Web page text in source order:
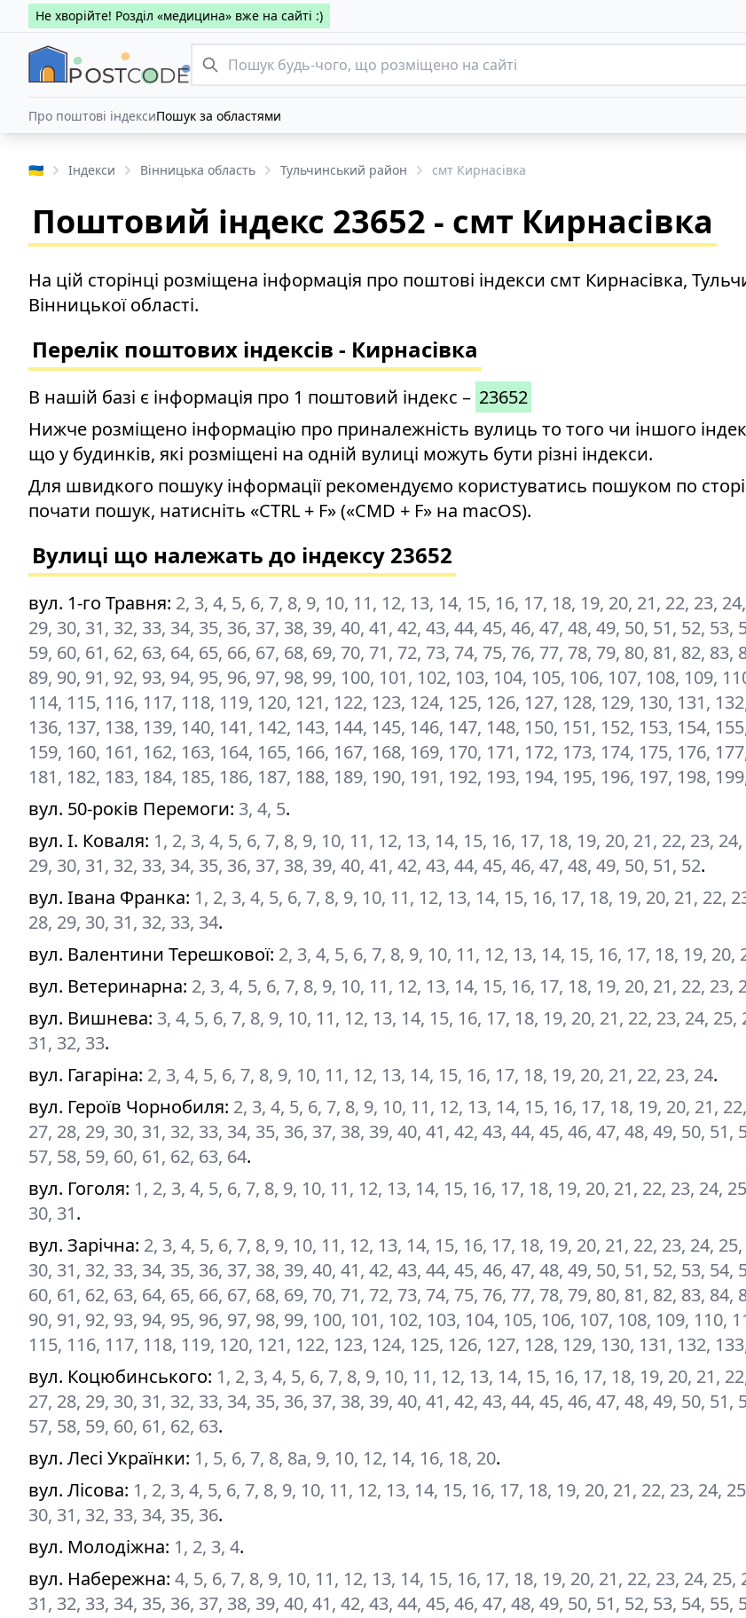
Не хворійте! Розділ «медицина» вже на сайті :)
Про поштові індексиПошук за областями
🇺🇦 Індекси Вінницька область Тульчинський район смт Кирнасівка
Поштовий індекс 23652 - смт Кирнасівка
На цій сторінці розміщена інформація про поштові індекси смт Кирнасівка,
Вінницької області.
Перелік поштових індексів - Кирнасівка
В нашій базі є інформація про 1 поштовий індекс – 23652
Нижче розміщено інформацію про приналежність вулиць то того чи іншого
що у будинків, які розміщені на одній вулиці можуть бути різні індекси.
Для швидкого пошуку інформації рекомендуємо користуватись пошуком по
почати пошук, натисніть «CTRL + F» («CMD + F» на macOS).
Вулиці що належать до індексу 23652
вул. 1-го Травня: 2, 3, 4, 5, 6, 7, 8, 9, 10, 11, 12, 13, 14, 15, 16, 17, 18, 19, 20, 21, 22, 23,
29, 30, 31, 32, 33, 34, 35, 36, 37, 38, 39, 40, 41, 42, 43, 44, 45, 46, 47, 48, 49, 50, 51, 52, 53,
59, 60, 61, 62, 63, 64, 65, 66, 67, 68, 69, 70, 71, 72, 73, 74, 75, 76, 77, 78, 79, 80, 81, 82, 83,
89, 90, 91, 92, 93, 94, 95, 96, 97, 98, 99, 100, 101, 102, 103, 104, 105, 106, 107, 108, 109,
114, 115, 116, 117, 118, 119, 120, 121, 122, 123, 124, 125, 126, 127, 128, 129, 130, 131,
136, 137, 138, 139, 140, 141, 142, 143, 144, 145, 146, 147, 148, 150, 151, 152, 153, 154,
159, 160, 161, 162, 163, 164, 165, 166, 167, 168, 169, 170, 171, 172, 173, 174, 175, 176,
181, 182, 183, 184, 185, 186, 187, 188, 189, 190, 191, 192, 193, 194, 195, 196, 197, 198,
вул. 50-років Перемоги: 3, 4, 5.
вул. І. Коваля: 1, 2, 3, 4, 5, 6, 7, 8, 9, 10, 11, 12, 13, 14, 15, 16, 17, 18, 19, 20, 21, 22, 23,
29, 30, 31, 32, 33, 34, 35, 36, 37, 38, 39, 40, 41, 42, 43, 44, 45, 46, 47, 48, 49, 50, 51, 52.
вул. Івана Франка: 1, 2, 3, 4, 5, 6, 7, 8, 9, 10, 11, 12, 13, 14, 15, 16, 17, 18, 19, 20, 21, 22,
28, 29, 30, 31, 32, 33, 34.
вул. Валентини Терешкової: 2, 3, 4, 5, 6, 7, 8, 9, 10, 11, 12, 13, 14, 15, 16, 17, 18, 19, 20,
вул. Ветеринарна: 2, 3, 4, 5, 6, 7, 8, 9, 10, 11, 12, 13, 14, 15, 16, 17, 18, 19, 20, 21, 22, 23,
вул. Вишнева: 3, 4, 5, 6, 7, 8, 9, 10, 11, 12, 13, 14, 15, 16, 17, 18, 19, 20, 21, 22, 23, 24, 25,
31, 32, 33.
вул. Гагаріна: 2, 3, 4, 5, 6, 7, 8, 9, 10, 11, 12, 13, 14, 15, 16, 17, 18, 19, 20, 21, 22, 23, 24.
вул. Героїв Чорнобиля: 2, 3, 4, 5, 6, 7, 8, 9, 10, 11, 12, 13, 14, 15, 16, 17, 18, 19, 20, 21,
27, 28, 29, 30, 31, 32, 33, 34, 35, 36, 37, 38, 39, 40, 41, 42, 43, 44, 45, 46, 47, 48, 49, 50, 51,
57, 58, 59, 60, 61, 62, 63, 64.
вул. Гоголя: 1, 2, 3, 4, 5, 6, 7, 8, 9, 10, 11, 12, 13, 14, 15, 16, 17, 18, 19, 20, 21, 22, 23, 24,
30, 31.
вул. Зарічна: 2, 3, 4, 5, 6, 7, 8, 9, 10, 11, 12, 13, 14, 15, 16, 17, 18, 19, 20, 21, 22, 23, 24,
30, 31, 32, 33, 34, 35, 36, 37, 38, 39, 40, 41, 42, 43, 44, 45, 46, 47, 48, 49, 50, 51, 52, 53, 54,
60, 61, 62, 63, 64, 65, 66, 67, 68, 69, 70, 71, 72, 73, 74, 75, 76, 77, 78, 79, 80, 81, 82, 83, 84,
90, 91, 92, 93, 94, 95, 96, 97, 98, 99, 100, 101, 102, 103, 104, 105, 106, 107, 108, 109, 110,
115, 116, 117, 118, 119, 120, 121, 122, 123, 124, 125, 126, 127, 128, 129, 130, 131, 132,
вул. Коцюбинського: 1, 2, 3, 4, 5, 6, 7, 8, 9, 10, 11, 12, 13, 14, 15, 16, 17, 18, 19, 20, 21,
27, 28, 29, 30, 31, 32, 33, 34, 35, 36, 37, 38, 39, 40, 41, 42, 43, 44, 45, 46, 47, 48, 49, 50, 51,
57, 58, 59, 60, 61, 62, 63.
вул. Лесі Українки: 1, 5, 6, 7, 8, 8а, 9, 10, 12, 14, 16, 18, 20.
вул. Лісова: 1, 2, 3, 4, 5, 6, 7, 8, 9, 10, 11, 12, 13, 14, 15, 16, 17, 18, 19, 20, 21, 22, 23, 24,
30, 31, 32, 33, 34, 35, 36.
вул. Молодіжна: 1, 2, 3, 4.
вул. Набережна: 4, 5, 6, 7, 8, 9, 10, 11, 12, 13, 14, 15, 16, 17, 18, 19, 20, 21, 22, 23, 24, 25,
31, 32, 33, 34, 35, 36, 37, 38, 39, 40, 41, 42, 43, 44, 45, 46, 47, 48, 49, 50, 51, 52, 53, 54, 55,